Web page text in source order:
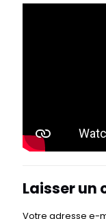
Laisser un
Votre adresse e-